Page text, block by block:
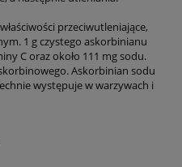
przeciwutleniające,
1 g czystego askorbinianu
C oraz około 111 mg sodu.
Askorbinian sodu
występuje w warzywach i